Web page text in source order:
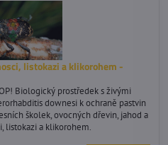
listokazi a klikorohem -
Biologický prostředek s živými
downesi k ochraně pastvin
školek, ovocných dřevin, jahod a
listokazi a klikorohem.